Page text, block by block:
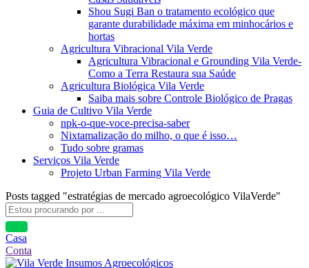
Shou Sugi Ban o tratamento ecológico que
garante durabilidade máxima em minhocários e
hortas
Agricultura Vibracional Vila Verde
Agricultura Vibracional e Grounding Vila Verde-
Como a Terra Restaura sua Saúde
Agricultura Biológica Vila Verde
Saiba mais sobre Controle Biológico de Pragas
Guia de Cultivo Vila Verde
npk-o-que-voce-precisa-saber
Nixtamalização do milho, o que é isso…
Tudo sobre gramas
Serviços Vila Verde
Projeto Urban Farming Vila Verde
Posts tagged "estratégias de mercado agroecológico VilaVerde"
Casa
Conta